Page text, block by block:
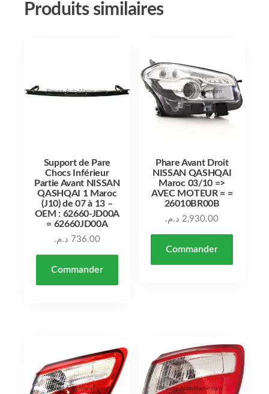
Produits similaires
Support de Pare
Chocs Inférieur
Partie Avant NISSAN
QASHQAI 1 Maroc
(J10) de 07 à 13 –
OEM : 62660-JD00A
= 62660JD00A
736.00 د.م.
Commander
Phare Avant Droit
NISSAN QASHQAI
Maroc 03/10 =>
AVEC MOTEUR = =
26010BR00B
2,930.00 د.م.
Commander